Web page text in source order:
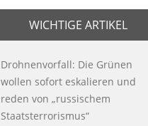
WICHTIGE ARTIKEL
Drohnenvorfall: Die Grünen
wollen sofort eskalieren und
reden von „russischem
Staatsterrorismus“